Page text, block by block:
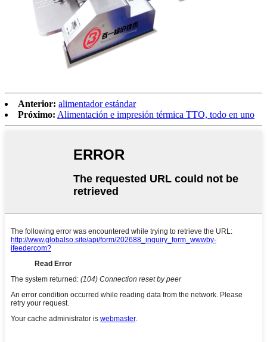
Anterior: alimentador estándar
Próximo: Alimentación e impresión térmica TTO, todo en uno